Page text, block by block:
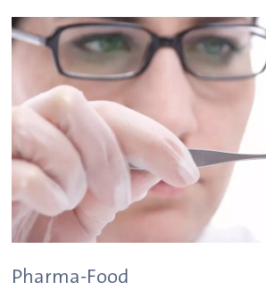
Pharma-Food